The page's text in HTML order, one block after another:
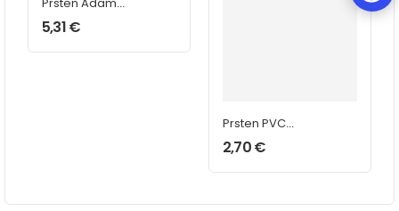
XTC 13 mm
5,31€
Prsten PVC
Classic 14 mm
2,70€